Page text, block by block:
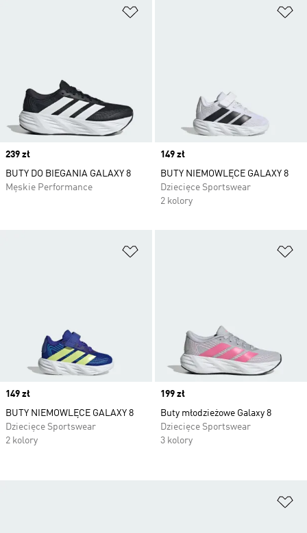
Price
239 zł
BUTY DO BIEGANIA GALAXY 8
Męskie Performance
Price
149 zł
BUTY NIEMOWLĘCE GALAXY 8
Dziecięce Sportswear
2 kolory
Price
149 zł
BUTY NIEMOWLĘCE GALAXY 8
Dziecięce Sportswear
2 kolory
Price
199 zł
Buty młodzieżowe Galaxy 8
Dziecięce Sportswear
3 kolory